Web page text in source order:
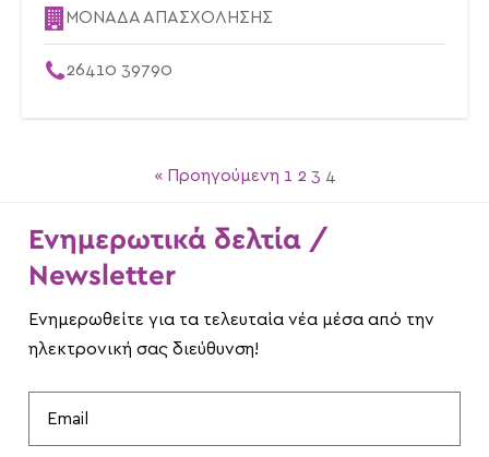
ΜΟΝΑΔΑ ΑΠΑΣΧΟΛΗΣΗΣ
26410 39790
« Προηγούμενη 1 2 3 4
Ενημερωτικά δελτία /
Newsletter
Ενημερωθείτε για τα τελευταία νέα μέσα από την
ηλεκτρονική σας διεύθυνση!